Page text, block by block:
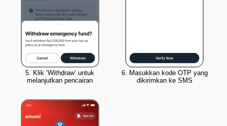
5. Klik ‘Withdraw’ untuk
melanjutkan pencairan
6. Masukkan kode OTP yang
dikirimkan ke SMS